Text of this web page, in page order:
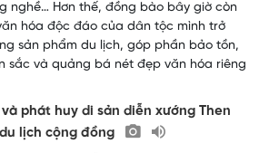
nghề… Hơn thế, đồng bào bây giờ còn
hóa độc đáo của dân tộc mình trở
sản phẩm du lịch, góp phần bảo tồn,
sắc và quảng bá nét đẹp văn hóa riêng
phát huy di sản diễn xướng Then
lịch cộng đồng